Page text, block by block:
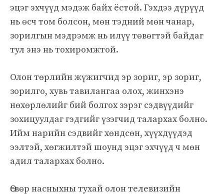
эцэг эхчүүд мэдэж байх ёстой. Гэхдээ дүрүүд
нь өсч том болсон, мөн тэдний мөн чанар,
зорилгын мэдрэмж нь илүү төвөгтэй байдаг
тул энэ нь тохиромжтой.
Олон төрлийн жүжигчид эр зориг, эр зориг,
зорилго, хувь тавилангаа олох, жинхэнэ
нөхөрлөлийг бий болгох зэрэг сэдвүүдийг
зохицуулдаг гэдгийг үзэгчид талархах болно.
Ийм нарийн сэдвийг хөндсөн, хүүхдүүдэд
ээлтэй, хөгжилтэй шоунд эцэг эхчүүд ч мөн
адил талархах болно.
Өсвөр насныхны тухай олон телевизийн